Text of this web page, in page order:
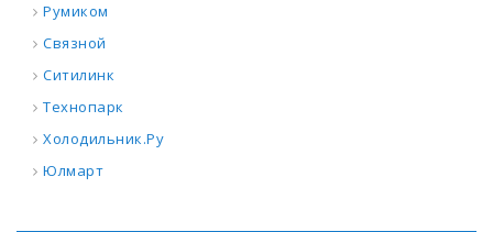
Румиком
Связной
Ситилинк
Технопарк
Холодильник.Ру
Юлмарт